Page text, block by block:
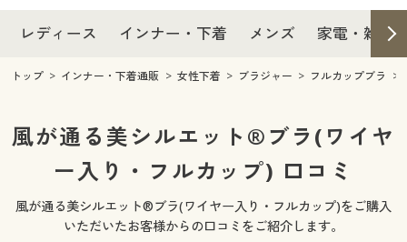
レディースファッション
女性下着
インナー・下着
インナー・下着通販すべて
女性下着
メンズ下着
ジュニア・ティーンズ下着
メンズ
メンズ通販すべて
メンズファッション
メンズ下着
家電・雑貨
家電・雑貨すべて
寝具・インテリア・家具
寝具・インテリア・家具通販すべて
美容・健康
レディース インナー・下着 メンズ 家電・雑貨
レディースファッション
インナー・下着通販すべて
ジュニア・ティーンズ下着
メンズ
メンズ下着
キッチン・雑貨・日用品
寝具・インテリア・家具通販すべて
家具・収納
美容・健康
美容・健康通販すべて
制服・スクール
トップ インナー・下着通販 女性下着 ブラジャー フルカップブラ
風が通る美シルエット®ブラ(ワイヤ
ー入り・フルカップ) 口コミ
風が通る美シルエット®ブラ(ワイヤー入り・フルカップ)をご購入
いただいたお客様からの口コミをご紹介します。